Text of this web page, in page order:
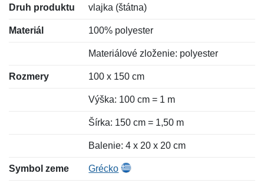
Druh produktu vlajka (štátna)
Materiál 100% polyester
Materiálové zloženie: polyester
Rozmery 100 x 150 cm
Výška: 100 cm = 1 m
Šírka: 150 cm = 1,50 m
Balenie: 4 x 20 x 20 cm
Symbol zeme Grécko